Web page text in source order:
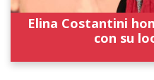
Elina Costantini
con su